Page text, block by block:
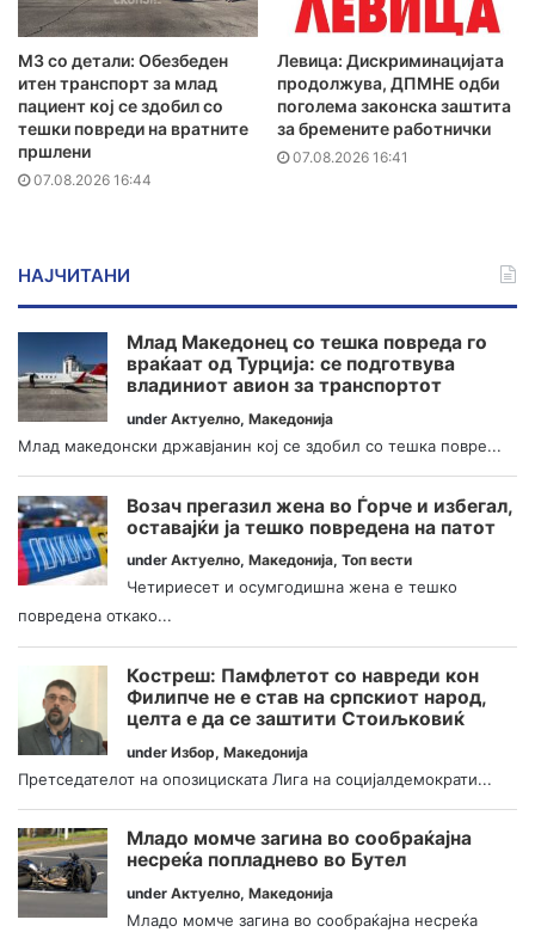
MЗ со детали: Обезбеден
итен транспорт за млад
пациент кој се здобил со
тешки повреди на вратните
пршлени
07.08.2026 16:44
Левица: Дискриминацијата
продолжува, ДПМНЕ одби
поголема законска заштита
за бремените работнички
07.08.2026 16:41
НАЈЧИТАНИ
Млад Македонец со тешка повреда го
враќаат од Турција: се подготвува
владиниот авион за транспортот
under Актуелно, Македонија
Млад македонски државјанин кој се здобил со тешка повре...
Возач прегазил жена во Ѓорче и избегал,
оставајќи ја тешко повредена на патот
under Актуелно, Македонија, Топ вести
Четириесет и осумгодишна жена е тешко
повредена откако...
Костреш: Памфлетот со навреди кон
Филипче не е став на српскиот народ,
целта е да се заштити Стоиљковиќ
under Избор, Македонија
Претседателот на опозициската Лига на социјалдемократи...
Младо момче загина во сообраќајна
несреќа попладнево во Бутел
under Актуелно, Македонија
Младо момче загина во сообраќајна несреќа